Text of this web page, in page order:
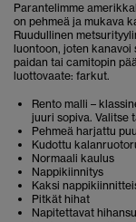
Parantelimme
on pehmeä ja mukava
Ruudullinen
luontoon, joten
paidan tai camitopin
luottovaate: farkut.
Rento malli –
juuri sopiva. Valitse
Pehmeä harjattu
Kudottu
Normaali kaulus
Nappikiinnitys
Kaksi
Pitkät hihat
Napitettavat